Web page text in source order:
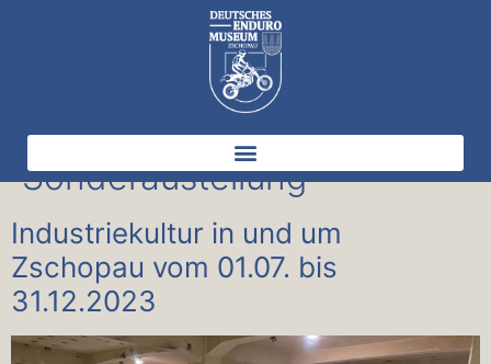
Kategorie:
Sonderaustellung
Industriekultur in und um
Zschopau vom 01.07. bis
31.12.2023